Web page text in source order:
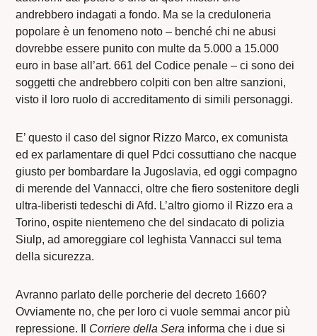
andrebbero indagati a fondo. Ma se la creduloneria
popolare è un fenomeno noto – benché chi ne abusi
dovrebbe essere punito con multe da 5.000 a 15.000
euro in base all’art. 661 del Codice penale – ci sono dei
soggetti che andrebbero colpiti con ben altre sanzioni,
visto il loro ruolo di accreditamento di simili personaggi.
E’ questo il caso del signor Rizzo Marco, ex comunista
ed ex parlamentare di quel Pdci cossuttiano che nacque
giusto per bombardare la Jugoslavia, ed oggi compagno
di merende del Vannacci, oltre che fiero sostenitore degli
ultra-liberisti tedeschi di Afd. L’altro giorno il Rizzo era a
Torino, ospite nientemeno che del sindacato di polizia
Siulp, ad amoreggiare col leghista Vannacci sul tema
della sicurezza.
Avranno parlato delle porcherie del decreto 1660?
Ovviamente no, che per loro ci vuole semmai ancor più
repressione. Il Corriere della Sera informa che i due si